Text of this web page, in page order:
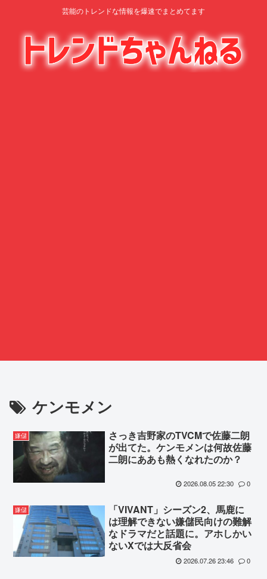
芸能のトレンドな情報を爆速でまとめてます
ケンモメン
嫌儲
さっき吉野家のTVCMで佐藤二朗
が出てた。ケンモメンは何故佐藤
二朗にああも熱くなれたのか？
2026.08.05 22:30 0
嫌儲
「VIVANT」シーズン2、馬鹿に
は理解できない嫌儲民向けの難解
なドラマだと話題に。アホしかい
ないXでは大反省会
2026.07.26 23:46 0